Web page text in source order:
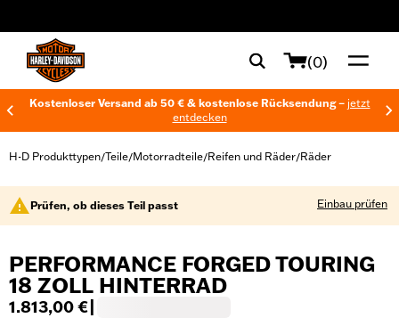
(0)
Kostenloser Versand ab 50 € & kostenlose Rücksendung – jetzt
entdecken
H-D Produkttypen/Teile/Motorradteile/Reifen und Räder/Räder
Prüfen, ob dieses Teil passt Einbau prüfen
PERFORMANCE FORGED TOURING
18 ZOLL HINTERRAD
1.813,00 €